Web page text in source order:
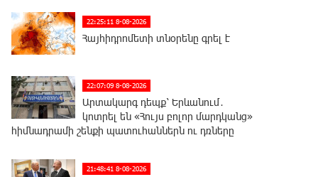
22:25:11 8-08-2026
Հայհիդրոմետի տնօրենը գրել է
22:07:09 8-08-2026
Արտակարգ դեպք՝ Երևանում․
կոտրել են «Հույս բոլոր մարդկանց»
հիմնադրամի շենքի պատուհաններն ու դռները
21:48:41 8-08-2026